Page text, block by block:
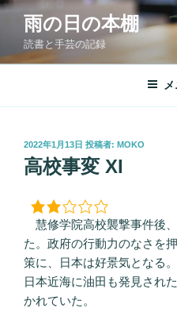
コ
ン
へ
雨の日の本棚
読書と手芸の記録
投
稿
日:
2022年1月13日 投稿者: MOKO
高校事変 XI
慧修学院高校襲撃事件後
た。政府の行動力のなさを
策に、日本は好景気となる。
日本近海に油田も発見され
かれていた。